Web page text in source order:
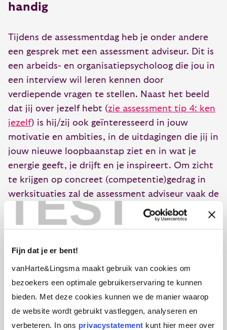
TEST
Fijn dat je er bent!
vanHarte&Lingsma maakt gebruik van cookies om
bezoekers een optimale gebruikerservaring te kunnen
bieden. Met deze cookies kunnen we de manier waarop
de website wordt gebruikt vastleggen, analyseren en
verbeteren. In ons privacystatement kunt hier meer over
handig
Tijdens de assessmentdag heb je onder andere
een gesprek met een assessment adviseur. Dit is
een arbeids- en organisatiepsycholoog die jou in
een interview wil leren kennen door
verdiepende vragen te stellen. Naast het beeld
dat jij over jezelf hebt (zie assessment tip 4: ken
jezelf) is hij/zij ook geïnteresseerd in jouw
motivatie en ambities, in de uitdagingen die jij in
jouw nieuwe loopbaanstap ziet en in wat je
energie geeft, je drijft en je inspireert. Om zicht
te krijgen op concreet (competentie)gedrag in
werksituaties zal de assessment adviseur vaak de
STARR-methodiek (Situatie, Taak, Actie,
Resultaat, Reflectie) inzetten. Daarnaast zal
of overtuigingen die ten grondslag liggen aan
jouw gedrag of handelwijze in de door jou
benoemde situaties (‘Waarom heb ik zo
gehandeld?’ en ‘Waar komt dit vandaan’?’). De
tip is om voor het assessment via sociale media
(Google, Youtube) zicht te krijgen op hoe de